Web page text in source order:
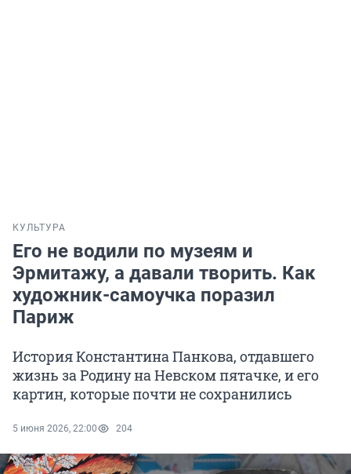
КУЛЬТУРА
Его не водили по музеям и
Эрмитажу, а давали творить. Как
художник-самоучка поразил
Париж
История Константина Панкова, отдавшего
жизнь за Родину на Невском пятачке, и его
картин, которые почти не сохранились
5 июня 2026, 22:00 204